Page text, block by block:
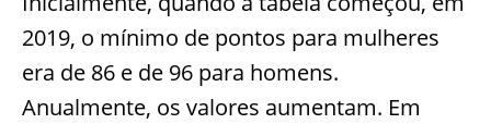
2019, o mínimo de pontos para mulheres
era de 86 e de 96 para homens.
Anualmente, os valores aumentam. Em